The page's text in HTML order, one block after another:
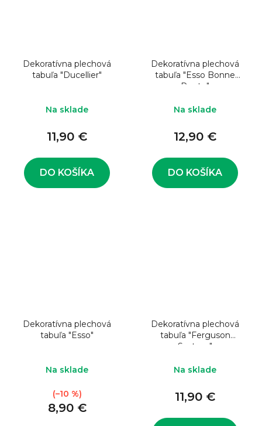
Dekoratívna plechová
tabuľa "Ducellier"
Na sklade
11,90 €
DO KOŠÍKA
Dekoratívna plechová
tabuľa "Esso Bonne
Route"
Na sklade
12,90 €
DO KOŠÍKA
Dekoratívna plechová
tabuľa "Esso"
Na sklade
8,90 €
(–10 %)
Dekoratívna plechová
tabuľa "Ferguson
System"
Na sklade
11,90 €